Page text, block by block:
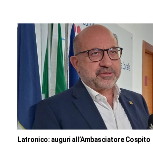
Latronico: auguri all’Ambasciatore Cospito